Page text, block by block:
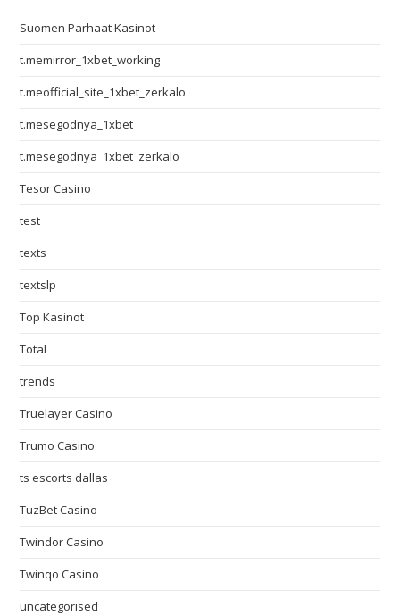
Suomen Parhaat Kasinot
t.memirror_1xbet_working
t.meofficial_site_1xbet_zerkalo
t.mesegodnya_1xbet
t.mesegodnya_1xbet_zerkalo
Tesor Casino
test
texts
textslp
Top Kasinot
Total
trends
Truelayer Casino
Trumo Casino
ts escorts dallas
TuzBet Casino
Twindor Casino
Twinqo Casino
uncategorised